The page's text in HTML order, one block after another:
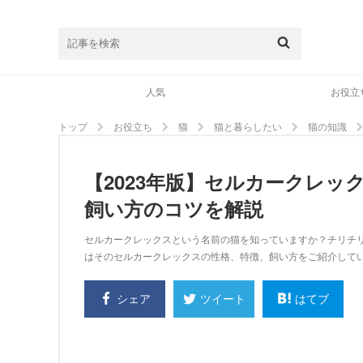
人気 お役立
トップ お役立ち 猫 猫と暮らしたい 猫の知識
【2023年版】セルカークレ
飼い方のコツを解説
セルカークレックスという名前の猫を知っていますか？チリ
はそのセルカークレックスの性格、特徴、飼い方をご紹介して
シェア ツイート はてブ